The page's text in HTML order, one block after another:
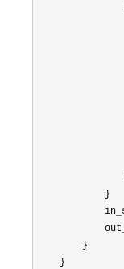
            }
        }
    }